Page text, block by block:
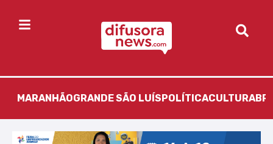
MARANHÃOGRANDE SÃO LUÍS POLÍTICACULTURA